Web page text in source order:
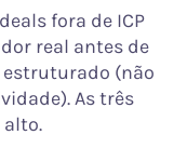
fora de ICP
real antes de
(não
As três
alto.